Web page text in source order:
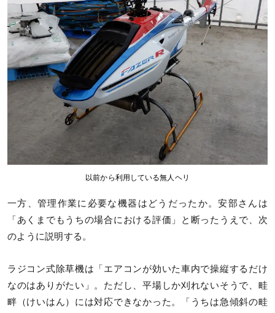
以前から利用している無人ヘリ
一方、管理作業に必要な機器はどうだったか。安部さんは
「あくまでもうちの場合における評価」と断ったうえで、次
のように説明する。
ラジコン式除草機は「エアコンが効いた車内で操縦するだけ
なのはありがたい」。ただし、平場しか刈れないそうで、畦
畔（けいはん）には対応できなかった。「うちは急傾斜の畦